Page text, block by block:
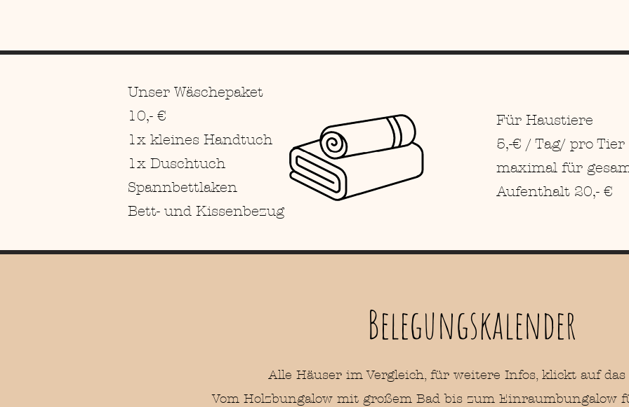
Unser Wäschepaket
10,- €
1x kleines Handtuch
1x Duschtuch
Spannbettlaken
Bett- und Kissenbezug
Für Haustiere
5,-€ / Tag/ pro Tier
maximal für
Aufenthalt 20,- €
Belegungskalender
Alle Häuser im Vergleich, für weitere Infos, klicktauf das
Vom Holzbungalow mit großem Bad bis zum Einraumbungalow